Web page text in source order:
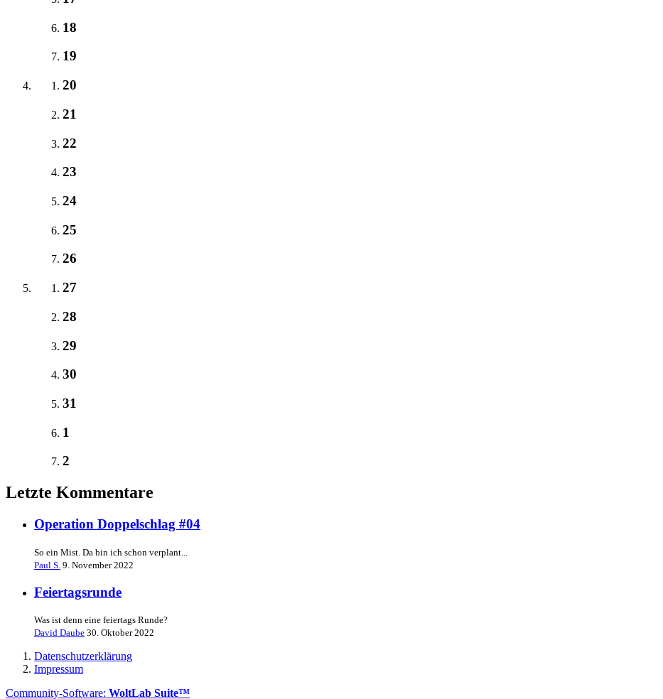
18
19
20
21
22
23
24
25
26
27
28
29
30
31
1
2
Letzte Kommentare
Operation Doppelschlag #04
So ein Mist. Da bin ich schon verplant...
Paul S. 9. November 2022
Feiertagsrunde
Was ist denn eine feiertags Runde?
David Daube 30. Oktober 2022
Datenschutzerklärung
Impressum
Community-Software: WoltLab Suite™